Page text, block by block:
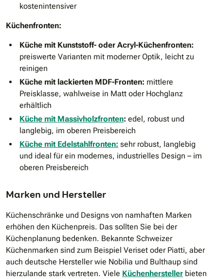
kostenintensiver
Küchenfronten:
Küche mit Kunststoff- oder Acryl-Küchenfronten:
preiswerte Varianten mit moderner Optik, leicht zu
reinigen
Küche mit lackierten MDF-Fronten: mittlere
Preisklasse, wahlweise in Matt oder Hochglanz
erhältlich
Küche mit Massivholzfronten: edel, robust und
langlebig, im oberen Preisbereich
Küche mit Edelstahlfronten: sehr robust, langlebig
und ideal für ein modernes, industrielles Design – im
oberen Preisbereich
Marken und Hersteller
Küchenschränke und Designs von namhaften Marken
erhöhen den Küchenpreis. Das sollten Sie bei der
Küchenplanung bedenken. Bekannte Schweizer
Küchenmarken sind zum Beispiel Veriset oder Piatti, aber
auch deutsche Hersteller wie Nobilia und Bulthaup sind
hierzulande stark vertreten. Viele Küchenhersteller bieten